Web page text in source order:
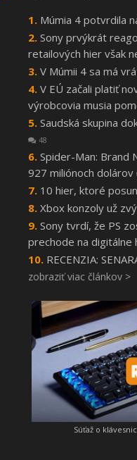
Múmia 4 potvrdila
Sony prvýkrát
retailových hier však
V Múmii 4 sa má
V EÚ začali platiť
výrobcovia musia
Saudská skupina
48
Spider-Man: Brand
927 miliónoch dolárov
10 hier, ktoré
Xbox konzoly už
Sony tvrdí, že PS
prechode na digitálne
RECENZIA:
zobraziť viac článkov >
Súťaž o